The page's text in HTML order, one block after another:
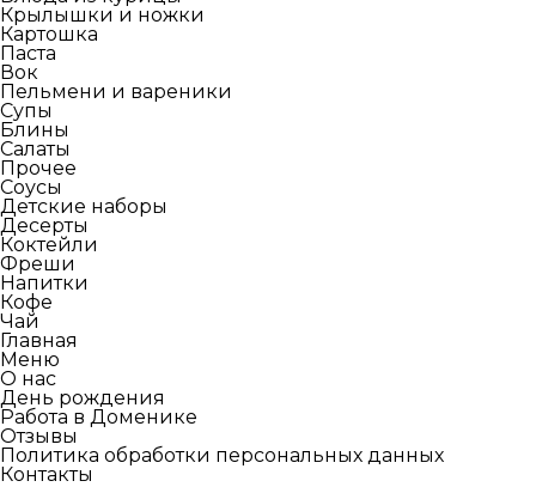
Крылышки и ножки
Картошка
Паста
Вок
Пельмени и вареники
Супы
Блины
Салаты
Прочее
Соусы
Детские наборы
Десерты
Коктейли
Фреши
Напитки
Кофе
Чай
Главная
Меню
О нас
День рождения
Работа в Доменике
Отзывы
Политика обработки персональных данных
Контакты